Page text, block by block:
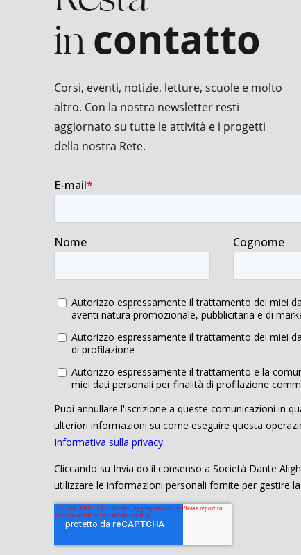
incontatto
Corsi, eventi, notizie, letture, scuole e molto
altro. Con la nostra newsletter resti
aggiornato su tutte le attività e i progetti
della nostra Rete.